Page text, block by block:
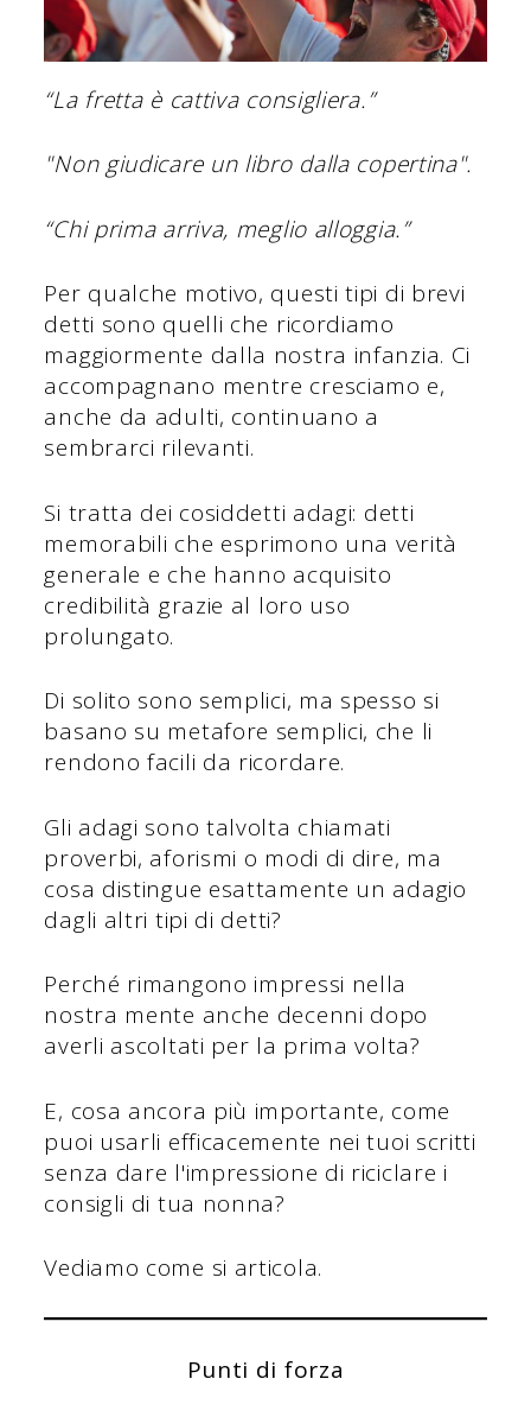
“La fretta è cattiva consigliera.”
"Non giudicare un libro dalla copertina".
“Chi prima arriva, meglio alloggia.”
Per qualche motivo, questi tipi di brevi
detti sono quelli che ricordiamo
maggiormente dalla nostra infanzia. Ci
accompagnano mentre cresciamo e,
anche da adulti, continuano a
sembrarci rilevanti.
Si tratta dei cosiddetti adagi: detti
memorabili che esprimono una verità
generale e che hanno acquisito
credibilità grazie al loro uso
prolungato.
Di solito sono semplici, ma spesso si
basano su metafore semplici, che li
rendono facili da ricordare.
Gli adagi sono talvolta chiamati
proverbi, aforismi o modi di dire, ma
cosa distingue esattamente un adagio
dagli altri tipi di detti?
Perché rimangono impressi nella
nostra mente anche decenni dopo
averli ascoltati per la prima volta?
E, cosa ancora più importante, come
puoi usarli efficacemente nei tuoi scritti
senza dare l'impressione di riciclare i
consigli di tua nonna?
Vediamo come si articola.
Punti di forza